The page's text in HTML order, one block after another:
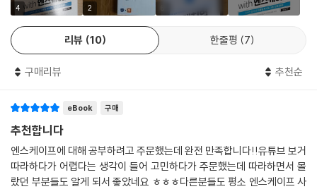
스케치업도 엔스케이프도 처음이라고요? 이 책은 스케치업과 엔스케이프
의 기본 조작법부터 실전 렌더링을 위한 다양한 기능을 소개합니다. 책에
자인 발표에 유용한 아이소메트릭, 다이어그램과 단면 투시도, VR 영상까
의 투시도를 만들고, 오피스와 랜드마크 건물 등을 그래픽 작업하며 장을
거듭할수록 어려워지는 중급 수준의 실무 프로젝트까지 경험하세요. 마지
막으로 장이 끝날 때마다 〈렌더링 과제〉를 도전하면서 배우는 즐거움을 느
껴 보세요. 여러분만의 렌더링을 완성해 나가다 보면 어느 상황에서든 렌
더를 잘 찍는 고수로 거듭난 자신을 발견할 거예요!
4 2
리뷰 10 한줄평 7
구매리뷰 추천순
eBook 구매
추천합니다
엔스케이프에 대해 공부하려고 주문했는데 완전 만족합니다!!유튜브 보거
따라하다가 어렵다는 생각이 들어 고민하다가 주문했는데 따라하면서 몰
랐던 부분들도 알게 되서 좋았네요 ㅎㅎㅎ다른분들도 평소 엔스케이프 사